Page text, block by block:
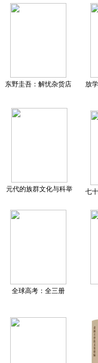
东野圭吾：解忧杂货店 放
元代的族群文化与科举 七
全球高考：全三册